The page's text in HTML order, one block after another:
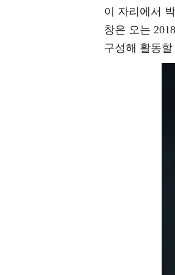
이 자리에서
창은 오는
구성해 활동